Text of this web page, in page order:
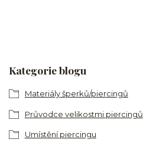
Kategorie blogu
Materiály šperků/piercingů
Průvodce velikostmi piercingů
Umístění piercingu